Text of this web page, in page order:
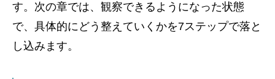
す。次の章では、観察できるようになった状態
で、具体的にどう整えていくかを7ステップで落と
し込みます。